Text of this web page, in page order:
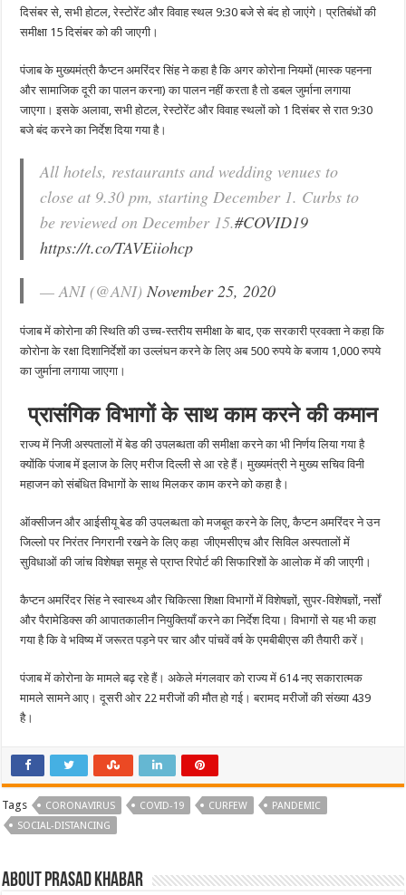
दिसंबर से, सभी होटल, रेस्टोरेंट और विवाह स्थल 9:30 बजे से बंद हो जाएंगे। प्रतिबंधों की
समीक्षा 15 दिसंबर को की जाएगी।
पंजाब के मुख्यमंत्री कैप्टन अमरिंदर सिंह ने कहा है कि अगर कोरोना नियमों (मास्क पहनना
और सामाजिक दूरी का पालन करना) का पालन नहीं करता है तो डबल जुर्माना लगाया
जाएगा। इसके अलावा, सभी होटल, रेस्टोरेंट और विवाह स्थलों को 1 दिसंबर से रात 9:30
बजे बंद करने का निर्देश दिया गया है।
All hotels, restaurants and wedding venues to
close at 9.30 pm, starting December 1. Curbs to
be reviewed on December 15.#COVID19
https://t.co/TAVEiiohcp
— ANI (@ANI)November 25, 2020
पंजाब में कोरोना की स्थिति की उच्च-स्तरीय समीक्षा के बाद, एक सरकारी प्रवक्ता ने कहा कि
कोरोना के रक्षा दिशानिर्देशों का उल्लंघन करने के लिए अब 500 रुपये के बजाय 1,000 रुपये
का जुर्माना लगाया जाएगा।
प्रासंगिक विभागों के साथ काम करने की कमान
राज्य में निजी अस्पतालों में बेड की उपलब्धता की समीक्षा करने का भी निर्णय लिया गया है
क्योंकि पंजाब में इलाज के लिए मरीज दिल्ली से आ रहे हैं। मुख्यमंत्री ने मुख्य सचिव विनी
महाजन को संबंधित विभागों के साथ मिलकर काम करने को कहा है।
ऑक्सीजन और आईसीयू बेड की उपलब्धता को मजबूत करने के लिए, कैप्टन अमरिंदर ने उन
जिल्लो पर निरंतर निगरानी रखने के लिए कहा जीएमसीएच और सिविल अस्पतालों में
सुविधाओं की जांच विशेषज्ञ समूह से प्राप्त रिपोर्ट की सिफारिशों के आलोक में की जाएगी।
कैप्टन अमरिंदर सिंह ने स्वास्थ्य और चिकित्सा शिक्षा विभागों में विशेषज्ञों, सुपर-विशेषज्ञों, नर्सों
और पैरामेडिक्स की आपातकालीन नियुक्तियाँ करने का निर्देश दिया। विभागों से यह भी कहा
गया है कि वे भविष्य में जरूरत पड़ने पर चार और पांचवें वर्ष के एमबीबीएस की तैयारी करें।
पंजाब में कोरोना के मामले बढ़ रहे हैं। अकेले मंगलवार को राज्य में 614 नए सकारात्मक
मामले सामने आए। दूसरी ओर 22 मरीजों की मौत हो गई। बरामद मरीजों की संख्या 439
है।
Tags CORONAVIRUS COVID-19 CURFEW
PANDEMIC
SOCIAL-DISTANCING
About Prasad Khabar